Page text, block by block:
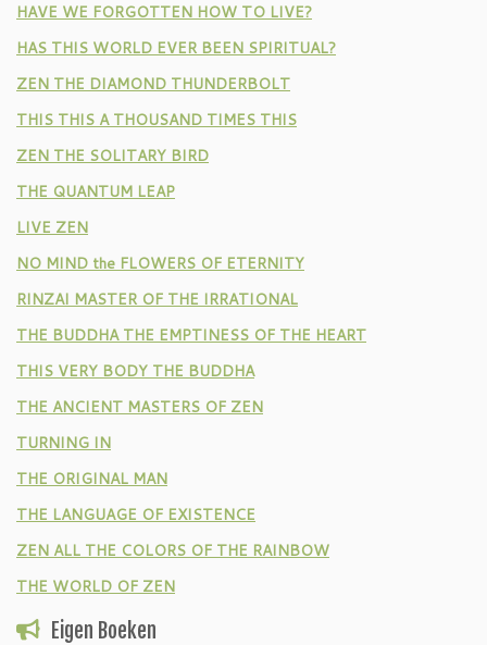
HAVE WE FORGOTTEN HOW TO LIVE?
HAS THIS WORLD EVER BEEN SPIRITUAL?
ZEN THE DIAMOND THUNDERBOLT
THIS THIS A THOUSAND TIMES THIS
ZEN THE SOLITARY BIRD
THE QUANTUM LEAP
LIVE ZEN
NO MIND the FLOWERS OF ETERNITY
RINZAI MASTER OF THE IRRATIONAL
THE BUDDHA THE EMPTINESS OF THE HEART
THIS VERY BODY THE BUDDHA
THE ANCIENT MASTERS OF ZEN
TURNING IN
THE ORIGINAL MAN
THE LANGUAGE OF EXISTENCE
ZEN ALL THE COLORS OF THE RAINBOW
THE WORLD OF ZEN
Eigen Boeken